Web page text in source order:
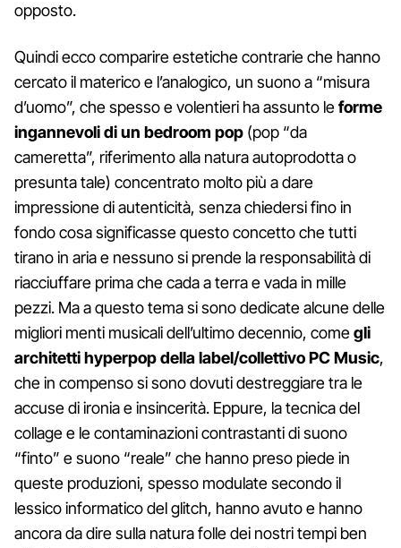
opposto.
Quindi ecco comparire estetiche contrarie che hanno
cercato il materico e l’analogico, un suono a “misura
d’uomo”, che spesso e volentieri ha assunto leforme
ingannevoli di un bedroom pop (pop “da
cameretta”, riferimento alla natura autoprodotta o
presunta tale) concentrato molto più a dare
impressione di autenticità, senza chiedersi fino in
fondo cosa significasse questo concetto che tutti
tirano in aria e nessuno si prende la responsabilità di
riacciuffare prima che cada a terra e vada in mille
pezzi. Ma a questo tema si sono dedicate alcune delle
migliori menti musicali dell’ultimo decennio, comegli
architetti hyperpop della label/collettivo PC Music,
che in compenso si sono dovuti destreggiare tra le
accuse di ironia e insincerità. Eppure, la tecnica del
collage e le contaminazioni contrastanti di suono
“finto” e suono “reale” che hanno preso piede in
queste produzioni, spesso modulate secondo il
lessico informatico del glitch, hanno avuto e hanno
ancora da dire sulla natura folle dei nostri tempi ben